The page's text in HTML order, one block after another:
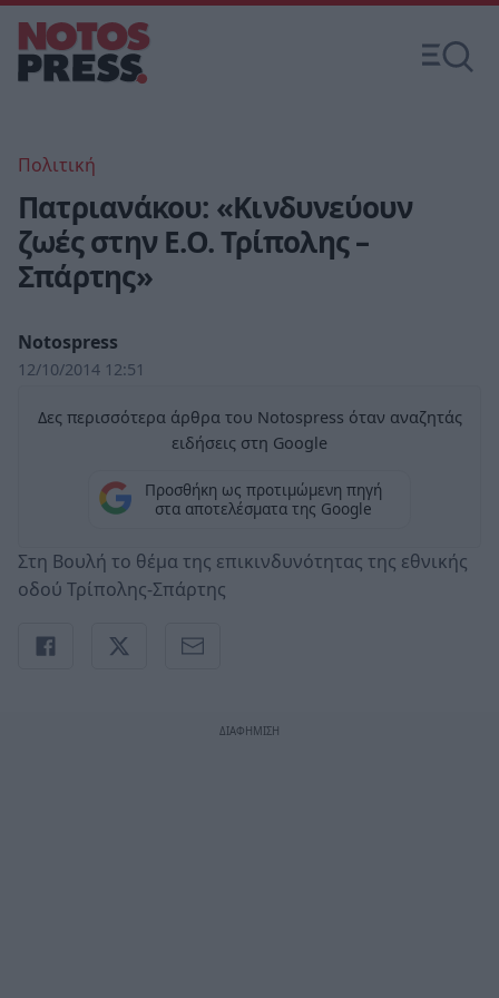
Πολιτική
Πατριανάκου: «Κινδυνεύουν
ζωές στην Ε.Ο. Τρίπολης –
Σπάρτης»
Notospress
12/10/2014 12:51
Δες περισσότερα άρθρα του Notospress όταν αναζητάς
ειδήσεις στη Google
Προσθήκη ως προτιμώμενη πηγή
στα αποτελέσματα της Google
Στη Βουλή το θέμα της επικινδυνότητας της εθνικής
οδού Τρίπολης-Σπάρτης